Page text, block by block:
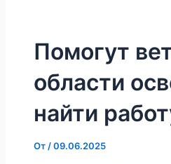
Помогут
области
найти
От /09.06.2025